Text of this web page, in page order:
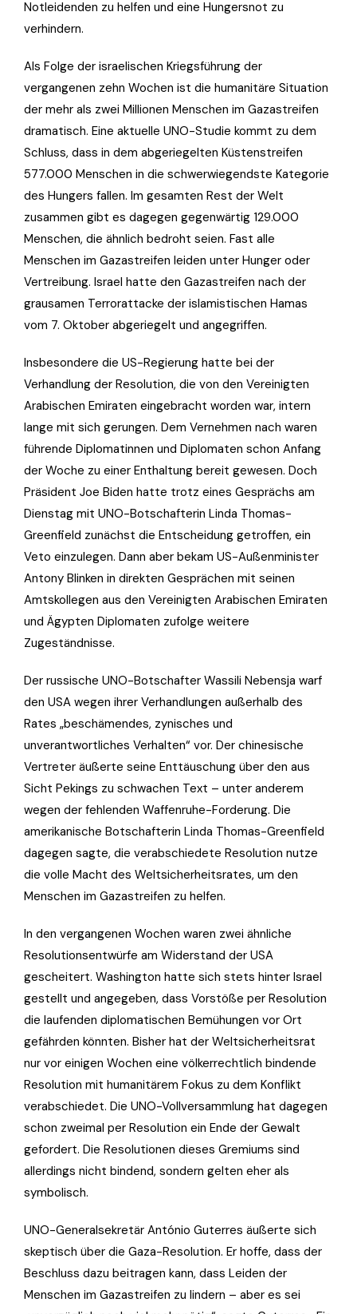
Notleidenden zu helfen und eine Hungersnot zu
verhindern.
Als Folge der israelischen Kriegsführung der
vergangenen zehn Wochen ist die humanitäre Situation
der mehr als zwei Millionen Menschen im Gazastreifen
dramatisch. Eine aktuelle UNO-Studie kommt zu dem
Schluss, dass in dem abgeriegelten Küstenstreifen
577.000 Menschen in die schwerwiegendste Kategorie
des Hungers fallen. Im gesamten Rest der Welt
zusammen gibt es dagegen gegenwärtig 129.000
Menschen, die ähnlich bedroht seien. Fast alle
Menschen im Gazastreifen leiden unter Hunger oder
Vertreibung. Israel hatte den Gazastreifen nach der
grausamen Terrorattacke der islamistischen Hamas
vom 7. Oktober abgeriegelt und angegriffen.
Insbesondere die US-Regierung hatte bei der
Verhandlung der Resolution, die von den Vereinigten
Arabischen Emiraten eingebracht worden war, intern
lange mit sich gerungen. Dem Vernehmen nach waren
führende Diplomatinnen und Diplomaten schon Anfang
der Woche zu einer Enthaltung bereit gewesen. Doch
Präsident Joe Biden hatte trotz eines Gesprächs am
Dienstag mit UNO-Botschafterin Linda Thomas-
Greenfield zunächst die Entscheidung getroffen, ein
Veto einzulegen. Dann aber bekam US-Außenminister
Antony Blinken in direkten Gesprächen mit seinen
Amtskollegen aus den Vereinigten Arabischen Emiraten
und Ägypten Diplomaten zufolge weitere
Zugeständnisse.
Der russische UNO-Botschafter Wassili Nebensja warf
den USA wegen ihrer Verhandlungen außerhalb des
Rates „beschämendes, zynisches und
unverantwortliches Verhalten“ vor. Der chinesische
Vertreter äußerte seine Enttäuschung über den aus
Sicht Pekings zu schwachen Text – unter anderem
wegen der fehlenden Waffenruhe-Forderung. Die
amerikanische Botschafterin Linda Thomas-Greenfield
dagegen sagte, die verabschiedete Resolution nutze
die volle Macht des Weltsicherheitsrates, um den
Menschen im Gazastreifen zu helfen.
In den vergangenen Wochen waren zwei ähnliche
Resolutionsentwürfe am Widerstand der USA
gescheitert. Washington hatte sich stets hinter Israel
gestellt und angegeben, dass Vorstöße per Resolution
die laufenden diplomatischen Bemühungen vor Ort
gefährden könnten. Bisher hat der Weltsicherheitsrat
nur vor einigen Wochen eine völkerrechtlich bindende
Resolution mit humanitärem Fokus zu dem Konflikt
verabschiedet. Die UNO-Vollversammlung hat dagegen
schon zweimal per Resolution ein Ende der Gewalt
gefordert. Die Resolutionen dieses Gremiums sind
allerdings nicht bindend, sondern gelten eher als
symbolisch.
UNO-Generalsekretär António Guterres äußerte sich
skeptisch über die Gaza-Resolution. Er hoffe, dass der
Beschluss dazu beitragen kann, dass Leiden der
Menschen im Gazastreifen zu lindern – aber es sei